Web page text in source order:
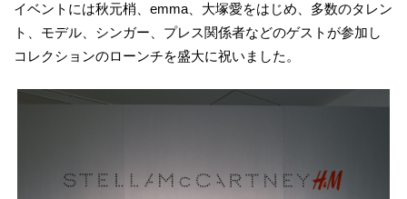
イベントには秋元梢、emma、大塚愛をはじめ、多数のタレン
ト、モデル、シンガー、プレス関係者などのゲストが参加し
コレクションのローンチを盛大に祝いました。